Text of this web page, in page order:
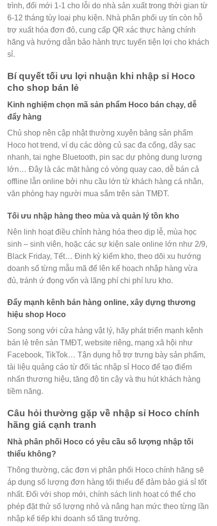
trình, đổi mới 1-1 cho lỗi do nhà sản xuất trong thời gian từ
6-12 tháng tùy loại phụ kiện. Nhà phân phối uy tín còn hỗ
trợ xuất hóa đơn đỏ, cung cấp QR xác thực hàng chính
hãng và hướng dẫn bảo hành trực tuyến tiện lợi cho khách
sỉ.
Bí quyết tối ưu lợi nhuận khi nhập sỉ Hoco
cho shop bán lẻ
Kinh nghiệm chọn mã sản phẩm Hoco bán chạy, dễ
đẩy hàng
Chủ shop nên cập nhật thường xuyên bảng sản phẩm
Hoco hot trend, ví dụ các dòng củ sạc đa cổng, dây sạc
nhanh, tai nghe Bluetooth, pin sạc dự phòng dung lượng
lớn… Đây là các mặt hàng có vòng quay cao, dễ bán cả
offline lẫn online bởi nhu cầu lớn từ khách hàng cá nhân,
văn phòng hay người mua sắm trên sàn TMĐT.
Tối ưu nhập hàng theo mùa và quản lý tồn kho
Nên linh hoạt điều chỉnh hàng hóa theo dịp lễ, mùa học
sinh – sinh viên, hoặc các sự kiện sale online lớn như 2/9,
Black Friday, Tết… Định kỳ kiểm kho, theo dõi xu hướng
doanh số từng mẫu mã để lên kế hoạch nhập hàng vừa
đủ, tránh ứ đọng vốn và lãng phí chi phí lưu kho.
Đẩy mạnh kênh bán hàng online, xây dựng thương
hiệu shop Hoco
Song song với cửa hàng vật lý, hãy phát triển mạnh kênh
bán lẻ trên sàn TMĐT, website riêng, mạng xã hội như
Facebook, TikTok… Tận dụng hỗ trợ trưng bày sản phẩm,
tài liệu quảng cáo từ đối tác nhập sỉ Hoco để tạo điểm
nhấn thương hiệu, tăng độ tin cậy và thu hút khách hàng
tiềm năng.
Câu hỏi thường gặp về nhập sỉ Hoco chính
hãng giá cạnh tranh
Nhà phân phối Hoco có yêu cầu số lượng nhập tối
thiểu không?
Thông thường, các đơn vị phân phối Hoco chính hãng sẽ
áp dụng số lượng đơn hàng tối thiểu để đảm bảo giá sỉ tốt
nhất. Đối với shop mới, chính sách linh hoạt có thể cho
phép đặt thử số lượng nhỏ và nâng hạn mức theo từng lần
nhập kế tiếp khi doanh số tăng trưởng.